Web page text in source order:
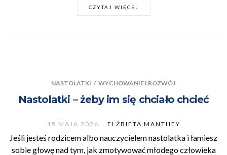
CZYTAJ WIĘCEJ
NASTOLATKI / WYCHOWANIE I ROZWÓJ
Nastolatki – żeby im się chciało chcieć
15 MAJA 2026 ELŻBIETA MANTHEY
Jeśli jesteś rodzicem albo nauczycielem nastolatka i łamiesz
sobie głowę nad tym, jak zmotywować młodego człowieka